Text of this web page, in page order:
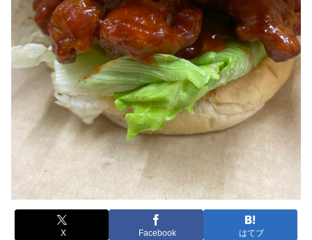
X Facebook はてブ